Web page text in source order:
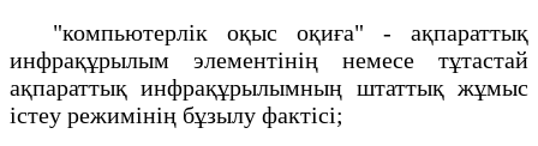
"компьютерлік оқыс оқиға" - ақпараттық
инфрақұрылым элементінің немесе тұтастай
ақпараттық инфрақұрылымның штаттық жұмыс
істеу режимінің бұзылу фактісі;